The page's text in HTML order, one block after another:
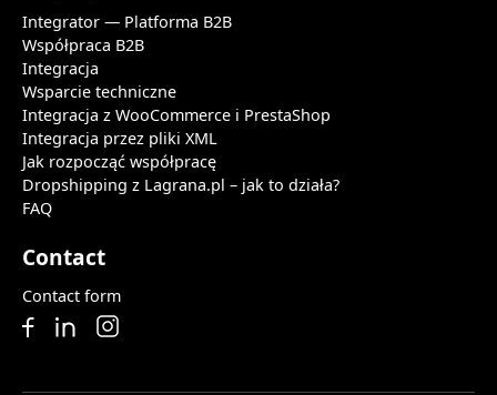
Integrator — Platforma B2B
Współpraca B2B
Integracja
Wsparcie techniczne
Integracja z WooCommerce i PrestaShop
Integracja przez pliki XML
Jak rozpocząć współpracę
Dropshipping z Lagrana.pl – jak to działa?
FAQ
Contact
Contact form